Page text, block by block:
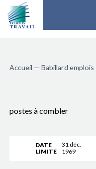
Accueil — Babillard emplois
postes à combler
DATE
LIMITE
31 déc.
1969